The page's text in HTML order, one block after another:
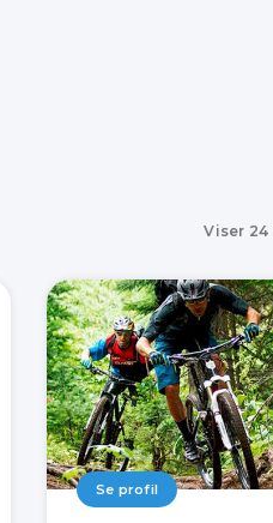
Viser 24
Se profil